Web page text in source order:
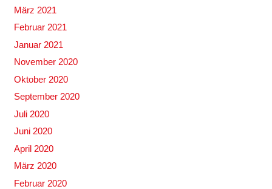
März 2021
Februar 2021
Januar 2021
November 2020
Oktober 2020
September 2020
Juli 2020
Juni 2020
April 2020
März 2020
Februar 2020